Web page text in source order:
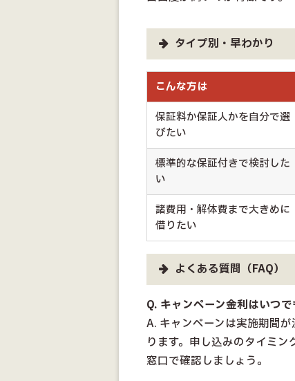
タイプ別・早わかり
こんな方は
保証料か保証人かを自分で選
びたい
標準的な保証付きで検討した
い
諸費用・解体費まで大きめに
借りたい
よくある質問（FAQ）
Q. キャンペーン金利はいつ
A. キャンペーンは実施期間
ります。申し込みのタイミ
窓口で確認しましょう。